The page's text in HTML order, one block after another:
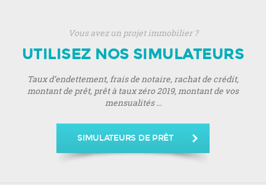
Vous avez un projet immobilier ?
UTILISEZ NOS SIMULATEURS
Taux d’endettement, frais de notaire, rachat de crédit,
montant de prêt, prêt à taux zéro 2019, montant de vos
mensualités ...
SIMULATEURS DE PRÊT